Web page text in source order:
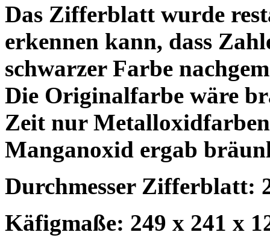
Das Zifferblatt wurde
erkennen kann, dass
schwarzer Farbe
Die Originalfarbe wäre
Zeit nur
Manganoxid ergab
Durchmesser Zifferblatt:
Käfigmaße: 249 x 241 x